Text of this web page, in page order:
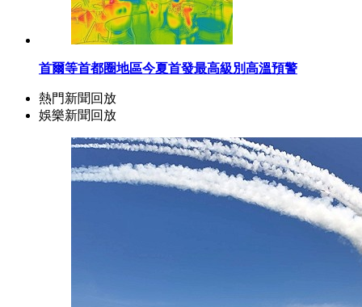
首爾等首都圈地區今夏首發最高級別高溫預警
熱門新聞回放
娛樂新聞回放